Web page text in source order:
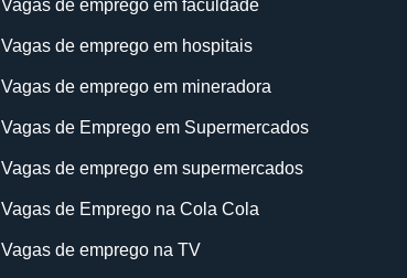
Vagas de emprego em faculdade
Vagas de emprego em hospitais
Vagas de emprego em mineradora
Vagas de Emprego em Supermercados
Vagas de emprego em supermercados
Vagas de Emprego na Cola Cola
Vagas de emprego na TV